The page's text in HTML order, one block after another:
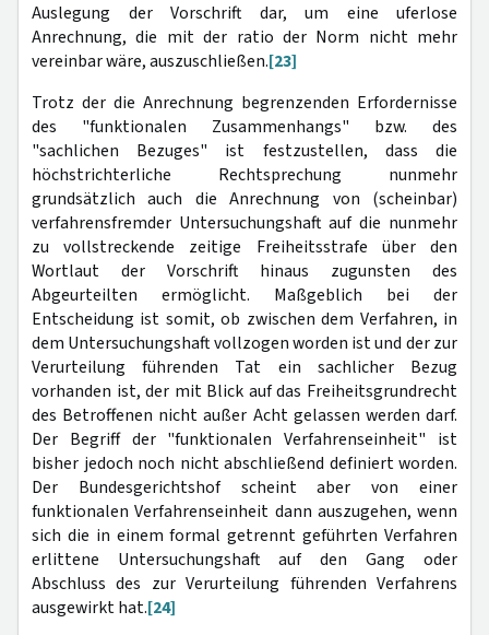
Auslegung der Vorschrift dar, um eine uferlose
Anrechnung, die mit der ratio der Norm nicht mehr
vereinbar wäre, auszuschließen.[23]
Trotz der die Anrechnung begrenzenden Erfordernisse
des "funktionalen Zusammenhangs" bzw. des
"sachlichen Bezuges" ist festzustellen, dass die
höchstrichterliche Rechtsprechung nunmehr
grundsätzlich auch die Anrechnung von (scheinbar)
verfahrensfremder Untersuchungshaft auf die nunmehr
zu vollstreckende zeitige Freiheitsstrafe über den
Wortlaut der Vorschrift hinaus zugunsten des
Abgeurteilten ermöglicht. Maßgeblich bei der
Entscheidung ist somit, ob zwischen dem Verfahren, in
dem Untersuchungshaft vollzogen worden ist und der zur
Verurteilung führenden Tat ein sachlicher Bezug
vorhanden ist, der mit Blick auf das Freiheitsgrundrecht
des Betroffenen nicht außer Acht gelassen werden darf.
Der Begriff der "funktionalen Verfahrenseinheit" ist
bisher jedoch noch nicht abschließend definiert worden.
Der Bundesgerichtshof scheint aber von einer
funktionalen Verfahrenseinheit dann auszugehen, wenn
sich die in einem formal getrennt geführten Verfahren
erlittene Untersuchungshaft auf den Gang oder
Abschluss des zur Verurteilung führenden Verfahrens
ausgewirkt hat.[24]